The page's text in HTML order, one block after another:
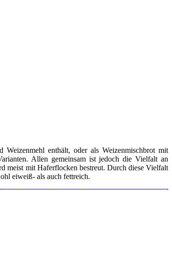
enthält, oder als Weizenmischbrot mit
Allen gemeinsam ist jedoch die Vielfalt an
meist mit Haferflocken bestreut. Durch diese Vielfalt
eiweiß- als auch fettreich.